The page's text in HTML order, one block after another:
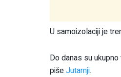
U samoizolaciji je
Do danas su
pišeJutarnji.